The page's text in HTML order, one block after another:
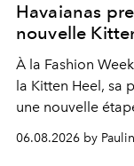
Havaianas
nouvelle
À la Fashion
la Kitten Heel, sa
une nouvelle
06.08.2026 by